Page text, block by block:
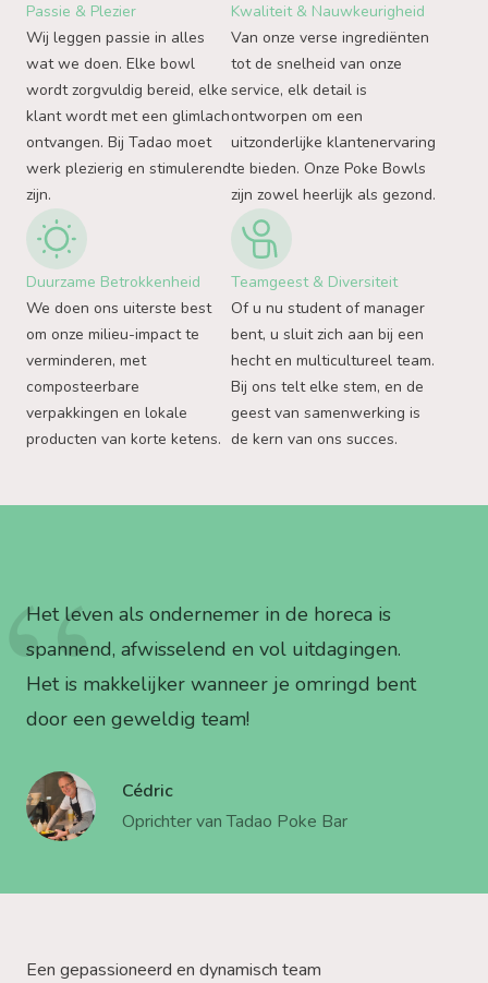
Passie & Plezier
Wij leggen passie in alles
wat we doen. Elke bowl
wordt zorgvuldig bereid, elke
klant wordt met een glimlach
ontvangen. Bij Tadao moet
werk plezierig en stimulerend
zijn.
Kwaliteit & Nauwkeurigheid
Van onze verse ingrediënten
tot de snelheid van onze
service, elk detail is
ontworpen om een
uitzonderlijke klantenervaring
te bieden. Onze Poke Bowls
zijn zowel heerlijk als gezond.
Duurzame Betrokkenheid
We doen ons uiterste best
om onze milieu-impact te
verminderen, met
composteerbare
verpakkingen en lokale
producten van korte ketens.
Teamgeest & Diversiteit
Of u nu student of manager
bent, u sluit zich aan bij een
hecht en multicultureel team.
Bij ons telt elke stem, en de
geest van samenwerking is
de kern van ons succes.
Het leven als ondernemer in de horeca is
spannend, afwisselend en vol uitdagingen.
Het is makkelijker wanneer je omringd bent
door een geweldig team!
Cédric
Oprichter van Tadao Poke Bar
Een gepassioneerd en dynamisch team